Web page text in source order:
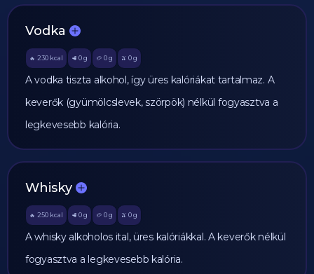
Vodka
🔥 230 kcal 🥩 0g 🥔 0 g 🫒 0g
A vodka tiszta alkohol, így üres kalóriákat tartalmaz. A
keverők (gyümölcslevek, szörpök) nélkül fogyasztva a
legkevesebb kalória.
Whisky
🔥 250 kcal 🥩 0g 🥔 0 g 🫒 0g
A whisky alkoholos ital, üres kalóriákkal. A keverők nélkül
fogyasztva a legkevesebb kalória.